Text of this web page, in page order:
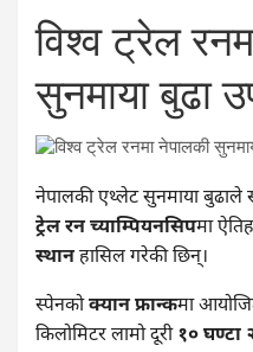
विश्व ट्रेल
सुनमाया बुढा
नेपालकी एथ्लेट सुनमाया बुढाले
ट्रेल रन च्याम्पियनसिपमा
स्थानहासिल गरेकी छिन्।
स्पेनकोक्यान फ्रान्कमा
किलोमिटर लामो दूरी१० घण्टा